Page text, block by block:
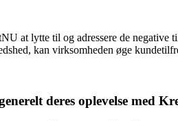
at lytte til og adressere de negative
kan virksomheden øge
deres oplevelse med